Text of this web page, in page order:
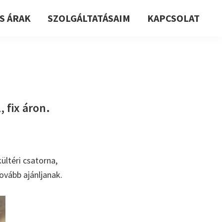
ÁRAK SZOLGÁLTATÁSAIM KAPCSOLAT
fix áron.
csatorna,
ajánljanak.